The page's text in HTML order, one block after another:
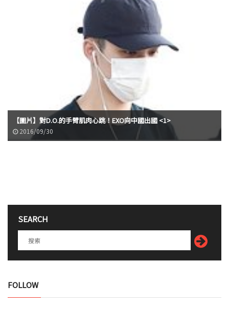
【圖片】對D.O.的手臂肌肉心跳！EXO向中國出國 <1>
2016/09/30
SEARCH
FOLLOW